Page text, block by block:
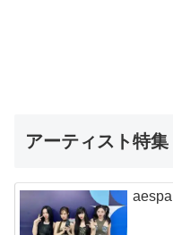
アーティスト特集